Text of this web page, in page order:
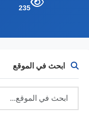
235
ابحث في الموقع